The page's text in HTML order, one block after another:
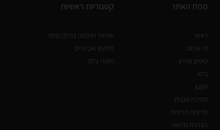
מפת האתר
ראשי
מי אנחנו
טיפים ומידע
בלוג
תקנון
תמיכה טכנית
מדיניות פרטיות
הצהרת נגישות
קטגוריות ראשיות
שירותי הדפסה בתלת מימד
חלקים ואביזרים
חומרי גלם